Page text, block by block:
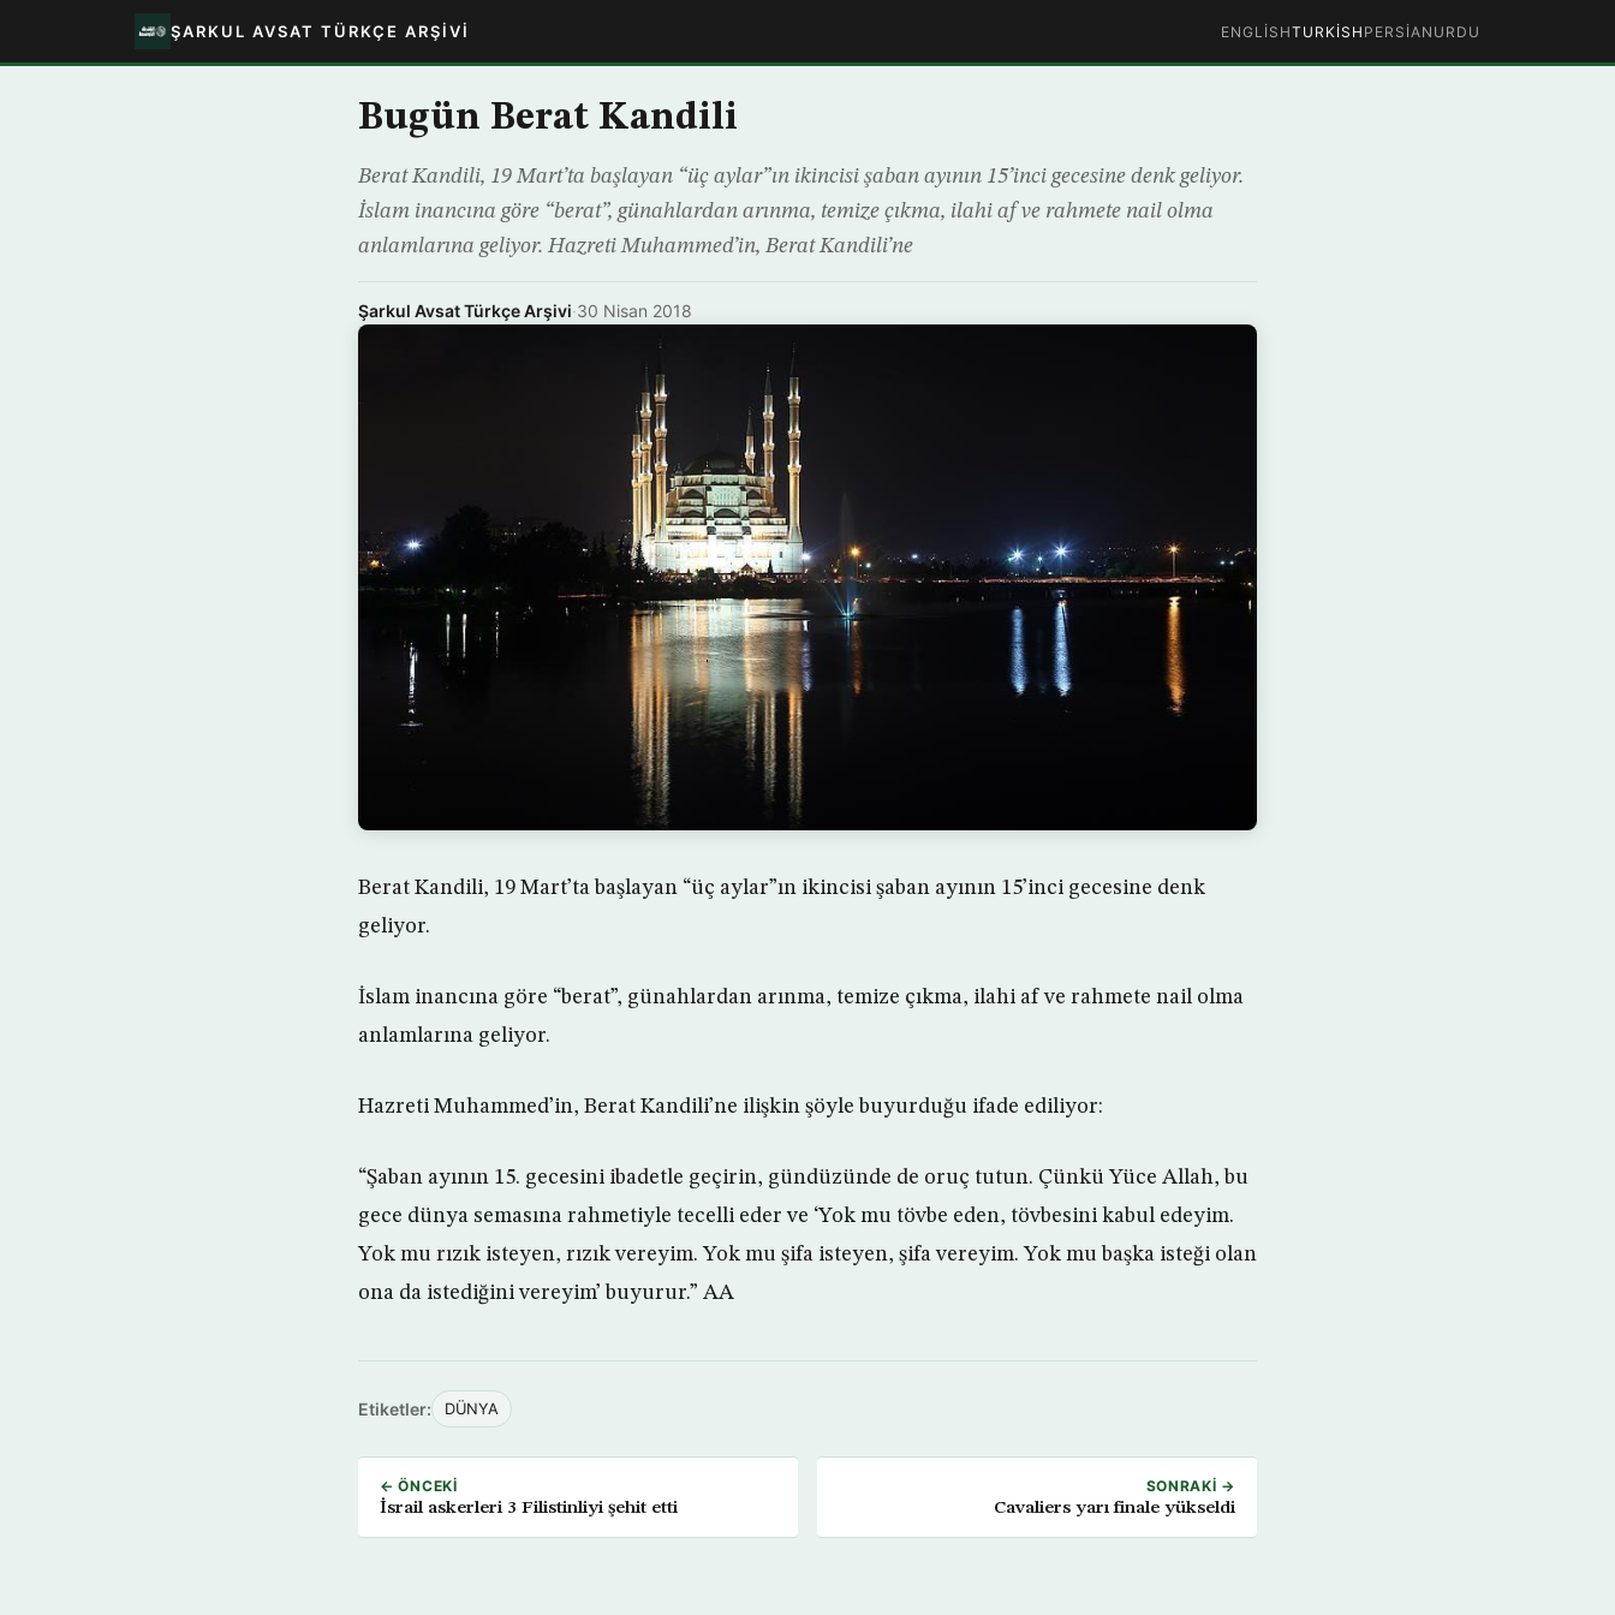
ŞARKUL AVSAT TÜRKÇE ARŞIVI ENGLISHTURKISH PERSIAN URDU
Bugün Berat Kandili
Berat Kandili, 19 Mart’ta başlayan “üç aylar”ın ikincisi şaban ayının 15’inci gecesine denk geliyor.
İslam inancına göre “berat”, günahlardan arınma, temize çıkma, ilahi af ve rahmete nail olma
anlamlarına geliyor. Hazreti Muhammed’in, Berat Kandili’ne
Şarkul Avsat Türkçe Arşivi·30 Nisan 2018
Berat Kandili, 19 Mart’ta başlayan “üç aylar”ın ikincisi şaban ayının 15’inci gecesine denk
geliyor.
İslam inancına göre “berat”, günahlardan arınma, temize çıkma, ilahi af ve rahmete nail olma
anlamlarına geliyor.
Hazreti Muhammed’in, Berat Kandili’ne ilişkin şöyle buyurduğu ifade ediliyor:
“Şaban ayının 15. gecesini ibadetle geçirin, gündüzünde de oruç tutun. Çünkü Yüce Allah, bu
gece dünya semasına rahmetiyle tecelli eder ve ‘Yok mu tövbe eden, tövbesini kabul edeyim.
Yok mu rızık isteyen, rızık vereyim. Yok mu şifa isteyen, şifa vereyim. Yok mu başka isteği olan
ona da istediğini vereyim’ buyurur.” AA
Etiketler: DÜNYA
← ÖNCEKI
İsrail askerleri 3 Filistinliyi şehit etti
SONRAKI →
Cavaliers yarı finale yükseldi